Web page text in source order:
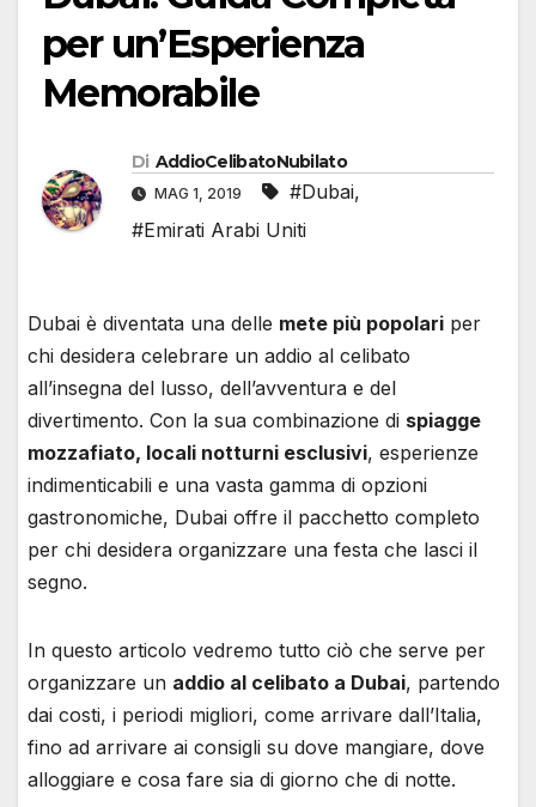
per un’Esperienza
Memorabile
Di AddioCelibatoNubilato
MAG 1, 2019 #Dubai,
#Emirati Arabi Uniti
Dubai è diventata una delle mete più popolari per
chi desidera celebrare un addio al celibato
all’insegna del lusso, dell’avventura e del
divertimento. Con la sua combinazione di spiagge
mozzafiato, locali notturni esclusivi, esperienze
indimenticabili e una vasta gamma di opzioni
gastronomiche, Dubai offre il pacchetto completo
per chi desidera organizzare una festa che lasci il
segno.
In questo articolo vedremo tutto ciò che serve per
organizzare un addio al celibato a Dubai, partendo
dai costi, i periodi migliori, come arrivare dall’Italia,
fino ad arrivare ai consigli su dove mangiare, dove
alloggiare e cosa fare sia di giorno che di notte.